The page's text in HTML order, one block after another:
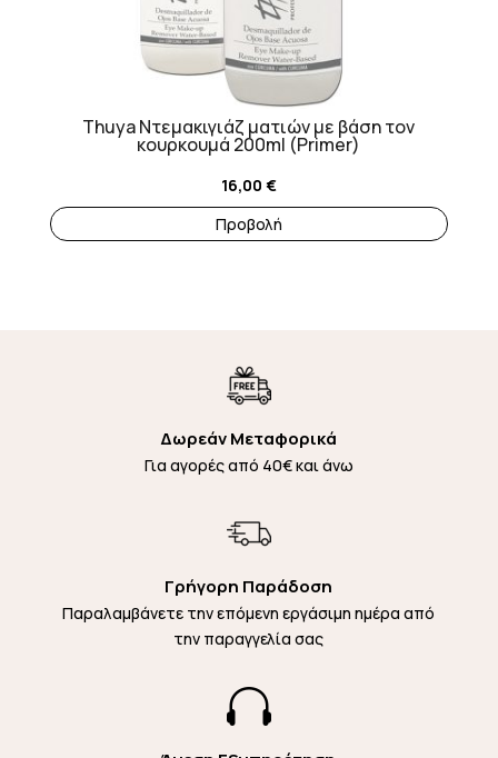
Thuya Ντεμακιγιάζ ματιών με βάση τον
κουρκουμά 200ml (Primer)
16,00 €
Προβολή
Δωρεάν Μεταφορικά
Για αγορές από 40€ και άνω
Γρήγορη Παράδοση
Παραλαμβάνετε την επόμενη εργάσιμη ημέρα από
την παραγγελία σας
